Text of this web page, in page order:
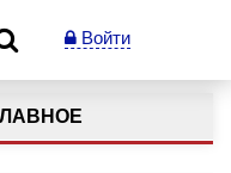
Войти